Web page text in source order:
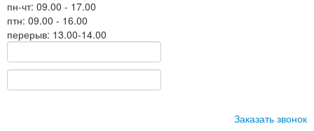
пн-чт: 09.00 - 17.00
птн: 09.00 - 16.00
перерыв: 13.00-14.00
Заказать звонок